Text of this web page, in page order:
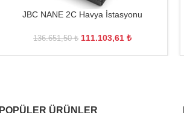
JBC NANE 2C Havya İstasyonu
136.651,50₺ 111.103,61 ₺
POPÜLER ÜRÜNLER